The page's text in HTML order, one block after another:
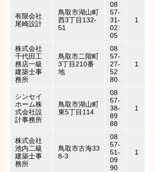
有限会社
尾崎設計
鳥取市湖山町
西3丁目132-
51
08
57-
31-
02
05
1
株式会社
千代田工
務店一級
建築士事
務所
鳥取市二階町
3丁目210番
地
08
57-
27-
52
80
1
シンセイ
ホーム株
式会社設
計事務所
鳥取市湖山町
東5丁目114
08
57-
38-
89
88
1
株式会社
池内二級
建築士事
務所
鳥取市古海33
8-3
08
57-
51-
09
90
1